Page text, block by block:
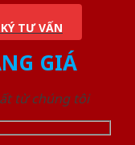
TƯ VẤN
GIÁ
từ chúng tôi